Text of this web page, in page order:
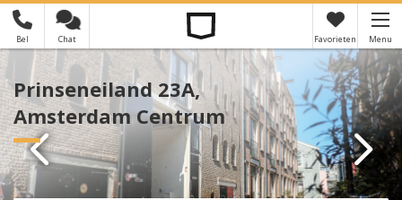
Bel Chat Favorieten Menu
Je hebt nog geen favorieten ×
Prinseneiland 23A,
Amsterdam Centrum